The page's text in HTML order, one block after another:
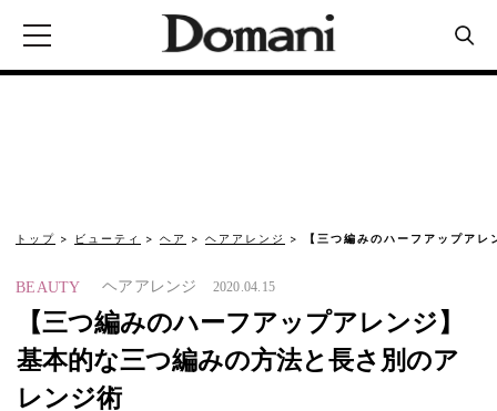
トップ ビューティ ヘア ヘアアレンジ 【三つ編みのハーフアップア
BEAUTY ヘアアレンジ 2020.04.15
【三つ編みのハーフアップアレンジ】
基本的な三つ編みの方法と長さ別のア
レンジ術